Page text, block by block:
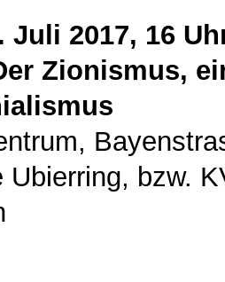
Juli 2017, 16
Zionismus,
Ubierring, bzw.